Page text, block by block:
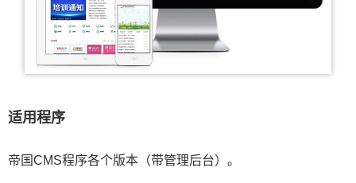
适用程序
帝国CMS程序各个版本（带管理后台）。